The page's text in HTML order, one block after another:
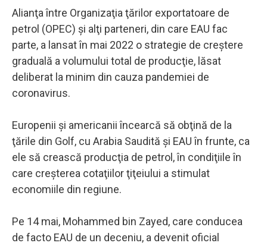
Alianţa între Organizaţia ţărilor exportatoare de
petrol (OPEC) şi alţi parteneri, din care EAU fac
parte, a lansat în mai 2022 o strategie de creştere
graduală a volumului total de producţie, lăsat
deliberat la minim din cauza pandemiei de
coronavirus.
Europenii şi americanii încearcă să obţină de la
ţările din Golf, cu Arabia Saudită şi EAU în frunte, ca
ele să crească producţia de petrol, în condiţiile în
care creşterea cotaţiilor ţiţeiului a stimulat
economiile din regiune.
Pe 14 mai, Mohammed bin Zayed, care conducea
de facto EAU de un deceniu, a devenit oficial